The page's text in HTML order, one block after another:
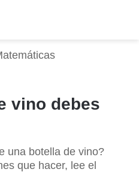
vino debes
una botella de vino?
que hacer, lee el